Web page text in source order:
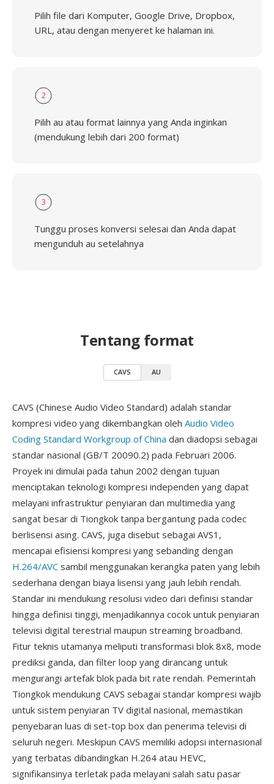
Pilih file dari Komputer, Google Drive, Dropbox,
URL, atau dengan menyeret ke halaman ini.
2
Pilih au atau format lainnya yang Anda inginkan
(mendukung lebih dari 200 format)
3
Tunggu proses konversi selesai dan Anda dapat
mengunduh au setelahnya
Tentang format
CAVS AU
CAVS (Chinese Audio Video Standard) adalah standar
kompresi video yang dikembangkan oleh Audio Video
Coding Standard Workgroup of China dan diadopsi sebagai
standar nasional (GB/T 20090.2) pada Februari 2006.
Proyek ini dimulai pada tahun 2002 dengan tujuan
menciptakan teknologi kompresi independen yang dapat
melayani infrastruktur penyiaran dan multimedia yang
sangat besar di Tiongkok tanpa bergantung pada codec
berlisensi asing. CAVS, juga disebut sebagai AVS1,
mencapai efisiensi kompresi yang sebanding dengan
H.264/AVC sambil menggunakan kerangka paten yang lebih
sederhana dengan biaya lisensi yang jauh lebih rendah.
Standar ini mendukung resolusi video dari definisi standar
hingga definisi tinggi, menjadikannya cocok untuk penyiaran
televisi digital terestrial maupun streaming broadband.
Fitur teknis utamanya meliputi transformasi blok 8x8, mode
prediksi ganda, dan filter loop yang dirancang untuk
mengurangi artefak blok pada bit rate rendah. Pemerintah
Tiongkok mendukung CAVS sebagai standar kompresi wajib
untuk sistem penyiaran TV digital nasional, memastikan
penyebaran luas di set-top box dan penerima televisi di
seluruh negeri. Meskipun CAVS memiliki adopsi internasional
yang terbatas dibandingkan H.264 atau HEVC,
signifikansinya terletak pada melayani salah satu pasar